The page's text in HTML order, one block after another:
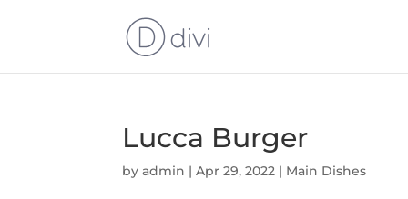
Lucca Burger
byadmin |Apr 29, 2022 | Main Dishes